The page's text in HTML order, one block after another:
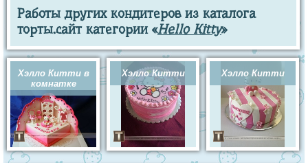
Работы других кондитеров из каталога
торты.сайт категории «Hello Kitty»
Хэлло Китти в
комнатке
Хэлло Китти Хэлло Китти